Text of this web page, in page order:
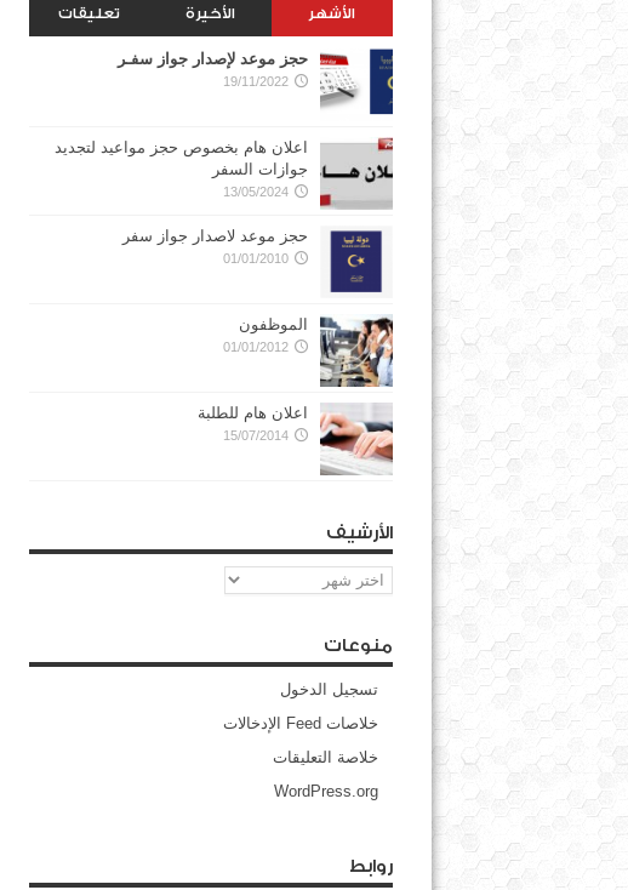
الأشهر الأخيرة تعليقات
حجز موعد لإصدار جواز سفـر
19/11/2022
اعلان هام بخصوص حجز مواعيد لتجديد
جوازات السفر
13/05/2024
حجز موعد لاصدار جواز سفر
01/01/2010
الموظفون
01/01/2012
اعلان هام للطلبة
15/07/2014
الأرشيف
الأرشيف
منوعات
تسجيل الدخول
خلاصات Feed الإدخالات
خلاصة التعليقات
WordPress.org
روابط